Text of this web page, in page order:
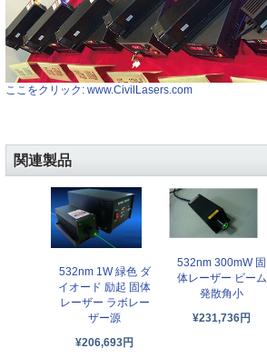
ここをクリック: www.CivilLasers.com
関連製品
532nm 1W 緑色 ダ
イオード 励起 固体
レーザー ラボレー
ザー源
¥206,693円
532nm 300mW 固
体レーザー ビーム
発散角小
¥231,736円